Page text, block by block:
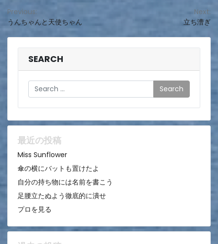
投
稿
ョ
ン
Previous:
うんちゃんと天使ちゃん
Next:
立ち漕ぎ
SEARCH
Search
最近の投稿
Miss Sunflower
傘の横にバットも置けたよ
自分の持ち物には名前を書こう
足腰立たぬよう徹底的に潰せ
プロを見る